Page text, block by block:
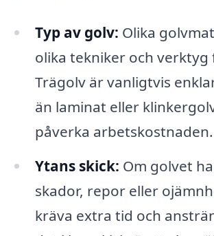
Typ av golv: Olika
olika tekniker och verktyg
Trägolv är vanligtvis
än laminat eller
påverka arbetskostnaden.
Ytans skick: Om golvet
skador, repor eller
kräva extra tid och